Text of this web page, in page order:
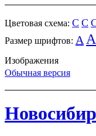
Цветовая схема: C C
Размер шрифтов: A A
Изображения
Обычная версия